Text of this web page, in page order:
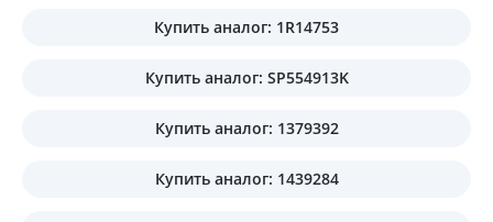
Купить аналог: 1R14753
Купить аналог: SP554913K
Купить аналог: 1379392
Купить аналог: 1439284